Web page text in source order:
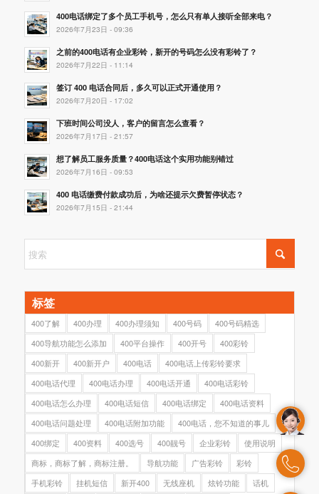
400电话绑定了多个员工手机号，怎么只有单人接听全部来电？
2026年7月23日 - 09:36
之前的400电话有企业彩铃，新开的号码怎么没有彩铃了？
2026年7月22日 - 11:14
签订 400 电话合同后，多久可以正式开通使用？
2026年7月20日 - 17:02
下班时间公司没人，客户的留言怎么查看？
2026年7月17日 - 21:57
想了解员工服务质量？400电话这个实用功能别错过
2026年7月16日 - 09:53
400 电话缴费付款成功后，为啥还提示欠费暂停状态？
2026年7月15日 - 21:44
标签
400了解 400办理 400办理须知 400号码
400号码精选
400导航功能怎么添加
400平台操作 400开号
400彩铃
400新开
400新开户 400电话
400电话上传彩铃要求
400电话代理
400电话办理 400电话开通
400电话彩铃
400电话怎么办理
400电话短信 400电话绑定
400电话资料
400电话问题处理
400电话附加功能
400电话，您不知道的事儿
400绑定
400资料 400选号 400靓号 企业彩铃
使用说明
商标，商标了解，商标注册。
导航功能 广告彩铃
彩铃
手机彩铃
挂机短信 新开400 无线座机 炫铃功能 话机